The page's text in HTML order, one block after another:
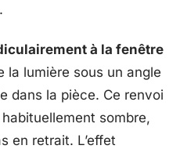
à la fenêtre
la lumière sous un angle
dans la pièce. Ce renvoi
sombre,
en retrait. L’effet